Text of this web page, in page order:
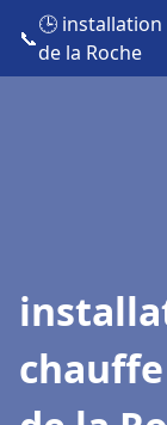
📞
🕒
de la Roche